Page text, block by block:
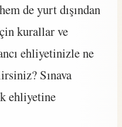
de yurt dışından
kurallar ve
ehliyetinizle ne
Sınava
ehliyetine